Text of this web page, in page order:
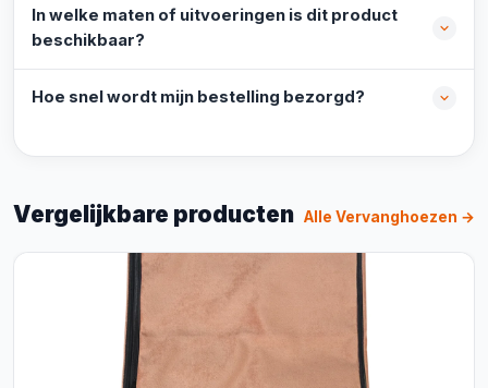
In welke maten of uitvoeringen is dit product
beschikbaar?
Hoe snel wordt mijn bestelling bezorgd?
Vergelijkbare producten Alle Vervanghoezen →